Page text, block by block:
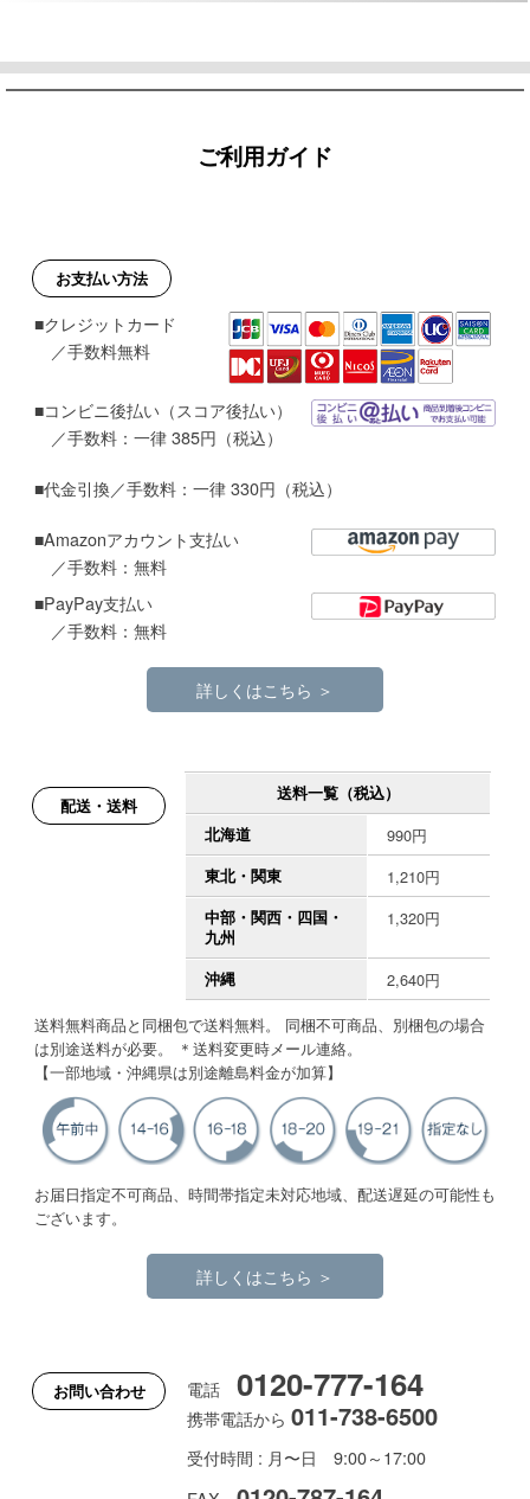
ご利用ガイド
お支払い方法
■クレジットカード
／手数料無料
■コンビニ後払い（スコア後払い）
／手数料：一律 385円（税込）
■代金引換／手数料：一律 330円（税込）
■Amazonアカウント支払い
／手数料：無料
■PayPay支払い
／手数料：無料
詳しくはこちら ＞
配送・送料
送料一覧（税込）
北海道
990円
東北・関東 1,210円
中部・関西・四国・
九州
1,320円
沖縄
2,640円
送料無料商品と同梱包で送料無料。 同梱不可商品、別梱包の場合
は別途送料が必要。 ＊送料変更時メール連絡。
【一部地域・沖縄県は別途離島料金が加算】
お届日指定不可商品、時間帯指定未対応地域、配送遅延の可能性も
ございます。
詳しくはこちら ＞
お問い合わせ 電話0120-777-164
携帯電話から011-738-6500
受付時間 : 月〜日 9:00～17:00